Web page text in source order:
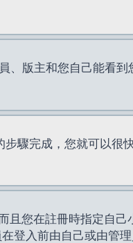
、版主和您自己能看
步驟完成，您就可以很
且您在註冊時指定自己
登入前由自己或由管